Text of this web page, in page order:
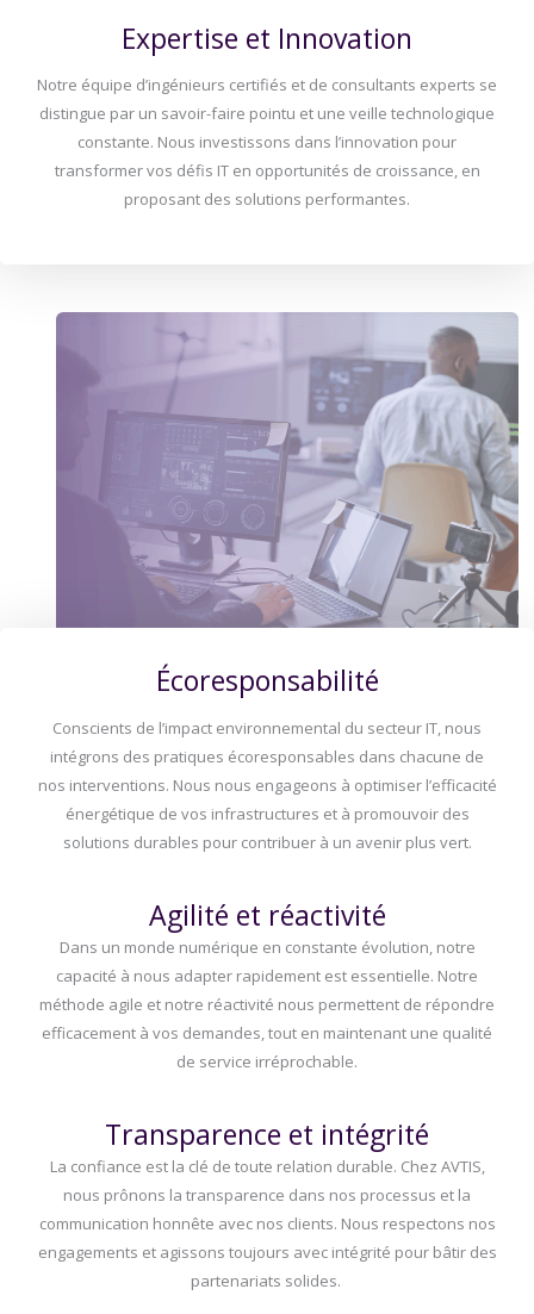
Expertise et Innovation
Notre équipe d’ingénieurs certifiés et de consultants experts se
distingue par un savoir-faire pointu et une veille technologique
constante. Nous investissons dans l’innovation pour
transformer vos défis IT en opportunités de croissance, en
proposant des solutions performantes.
Écoresponsabilité
Conscients de l’impact environnemental du secteur IT, nous
intégrons des pratiques écoresponsables dans chacune de
nos interventions. Nous nous engageons à optimiser l’efficacité
énergétique de vos infrastructures et à promouvoir des
solutions durables pour contribuer à un avenir plus vert.
Agilité et réactivité
Dans un monde numérique en constante évolution, notre
capacité à nous adapter rapidement est essentielle. Notre
méthode agile et notre réactivité nous permettent de répondre
efficacement à vos demandes, tout en maintenant une qualité
de service irréprochable.
Transparence et intégrité
La confiance est la clé de toute relation durable. Chez AVTIS,
nous prônons la transparence dans nos processus et la
communication honnête avec nos clients. Nous respectons nos
engagements et agissons toujours avec intégrité pour bâtir des
partenariats solides.